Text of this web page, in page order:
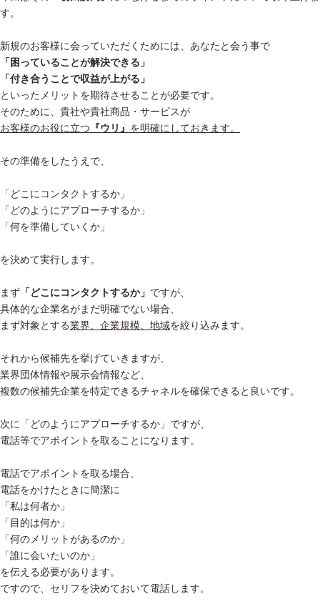
す。
新規のお客様に会っていただくためには、あなたと会う事で
「困っていることが解決できる」
「付き合うことで収益が上がる」
といったメリットを期待させることが必要です。
そのために、貴社や貴社商品・サービスが
お客様のお役に立つ 『ウリ』 を明確にしておきます。
その準備をしたうえで、
「どこにコンタクトするか」
「どのようにアプローチするか」
「何を準備していくか」
を決めて実行します。
まず 「どこにコンタクトするか」 ですが、
具体的な企業名がまだ明確でない場合、
まず対象とする業界、企業規模、地域を絞り込みます。
それから候補先を挙げていきますが、
業界団体情報や展示会情報など、
複数の候補先企業を特定できるチャネルを確保できると良いです。
次に「どのようにアプローチするか」ですが、
電話等でアポイントを取ることになります。
電話でアポイントを取る場合、
電話をかけたときに簡潔に
「私は何者か」
「目的は何か」
「何のメリットがあるのか」
「誰に会いたいのか」
を伝える必要があります。
ですので、セリフを決めておいて電話します。